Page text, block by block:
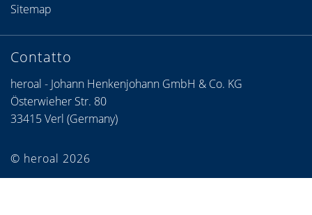
Contatto
heroal - Johann Henkenjohann GmbH & Co. KG
Österwieher Str. 80
33415 Verl (Germany)
Sitemap
© heroal 2026